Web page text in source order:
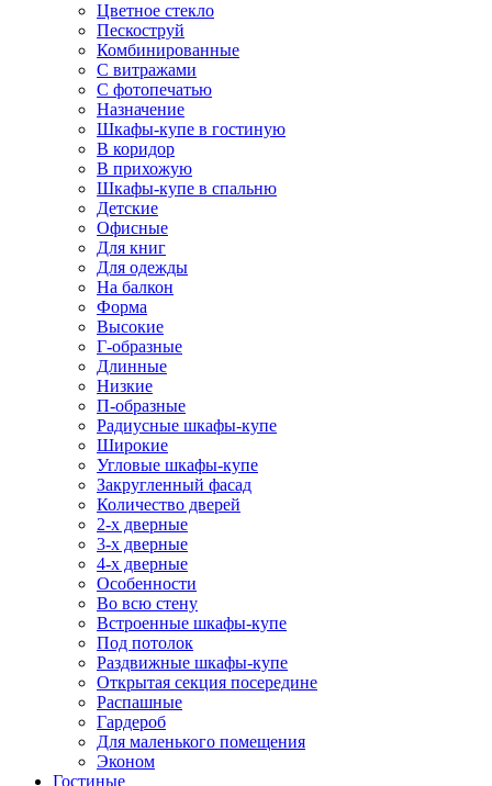
Цветное стекло
Пескоструй
Комбинированные
С витражами
С фотопечатью
Назначение
Шкафы-купе в гостиную
В коридор
В прихожую
Шкафы-купе в спальню
Детские
Офисные
Для книг
Для одежды
На балкон
Форма
Высокие
Г-образные
Длинные
Низкие
П-образные
Радиусные шкафы-купе
Широкие
Угловые шкафы-купе
Закругленный фасад
Количество дверей
2-х дверные
3-х дверные
4-х дверные
Особенности
Во всю стену
Встроенные шкафы-купе
Под потолок
Раздвижные шкафы-купе
Открытая секция посередине
Распашные
Гардероб
Для маленького помещения
Эконом
Гостиные